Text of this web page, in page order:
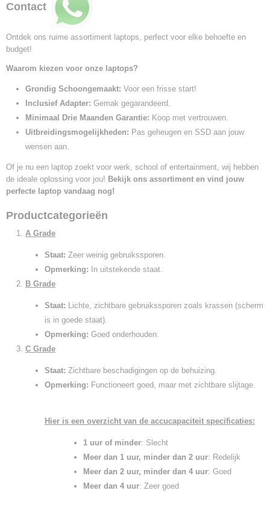
Contact
Ontdek ons ruime assortiment laptops, perfect voor elke behoefte en
budget!
Waarom kiezen voor onze laptops?
Grondig Schoongemaakt: Voor een frisse start!
Inclusief Adapter: Gemak gegarandeerd.
Minimaal Drie Maanden Garantie: Koop met vertrouwen.
Uitbreidingsmogelijkheden: Pas geheugen en SSD aan jouw
wensen aan.
Of je nu een laptop zoekt voor werk, school of entertainment, wij hebben
de ideale oplossing voor jou! Bekijk ons assortiment en vind jouw
perfecte laptop vandaag nog!
Productcategorieën
A Grade
Staat: Zeer weinig gebruikssporen.
Opmerking: In uitstekende staat.
B Grade
Staat: Lichte, zichtbare gebruikssporen zoals krassen (scherm
is in goede staat).
Opmerking: Goed onderhouden.
C Grade
Staat: Zichtbare beschadigingen op de behuizing.
Opmerking: Functioneert goed, maar met zichtbare slijtage.
Hier is een overzicht van de accucapaciteit specificaties:
1 uur of minder: Slecht
Meer dan 1 uur, minder dan 2 uur: Redelijk
Meer dan 2 uur, minder dan 4 uur: Goed
Meer dan 4 uur: Zeer goed